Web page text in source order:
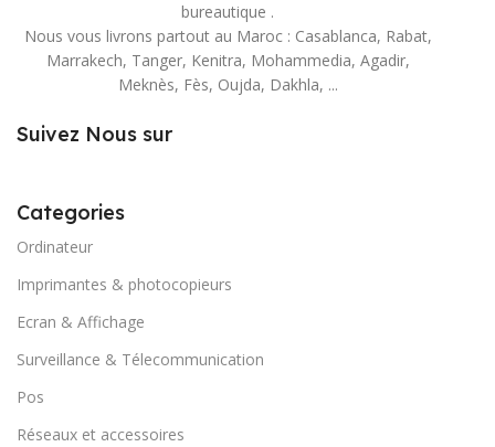
bureautique .
Nous vous livrons partout au Maroc : Casablanca, Rabat,
Marrakech, Tanger, Kenitra, Mohammedia, Agadir,
Meknès, Fès, Oujda, Dakhla, ...
Suivez Nous sur
Categories
Ordinateur
Imprimantes & photocopieurs
Ecran & Affichage
Surveillance & Télecommunication
Pos
Réseaux et accessoires